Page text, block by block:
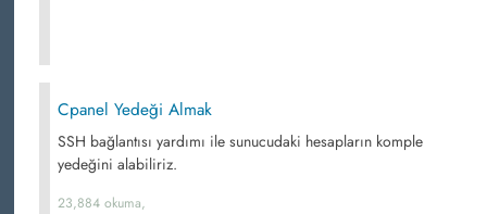
Cpanel Yedeği Almak
SSH bağlantısı yardımı ile sunucudaki hesapların komple
yedeğini alabiliriz.
23,884 okuma,